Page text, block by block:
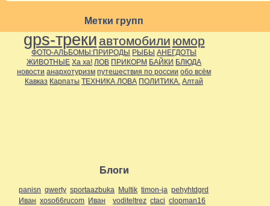
Метки групп
gps-треки автомобили юмор
ФОТО-АЛЬБОМЫ:ПРИРОДЫ РЫБЫ АНЕГДОТЫ
ЖИВОТНЫЕ Ха ха! ЛОВ ПРИКОРМ БАЙКИ БЛЮДА
новости анархотуризм путешествия по россии обо всём
Кавказ Карпаты ТЕХНИКА ЛОВА ПОЛИТИКА. Алтай
Блоги
panisn qwerty sportaazbuka Multik timon-ja pehyhtdgrd
Иван xoso66rucom Иван voditeltrez ctaci clopman16